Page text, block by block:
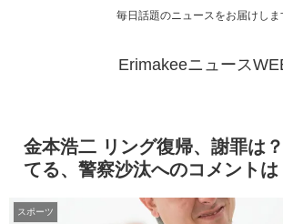
毎日話題のニュースをお届けしま
Erimakeeニュース
金本浩二 リング復帰、謝罪は
てる、警察沙汰へのコメントは
スポーツ